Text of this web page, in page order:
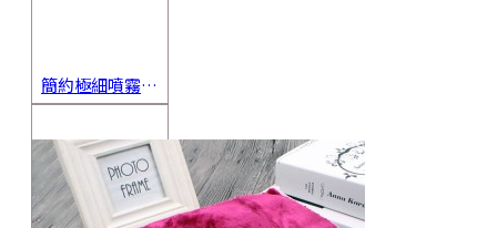
簡約極細噴霧瓶 旅行分裝瓶 保養品分裝 酒精噴霧瓶 小噴壺 香水瓶 隨身瓶